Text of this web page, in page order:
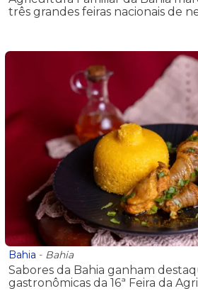
três grandes feiras nacionais de
Bahia - Bahia
Sabores da Bahia ganham
gastronômicas da 16ª Feira da